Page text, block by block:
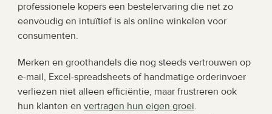
professionele kopers een bestelervaring die net zo
eenvoudig en intuïtief is als online winkelen voor
consumenten.
Merken en groothandels die nog steeds vertrouwen op
e-mail, Excel-spreadsheets of handmatige orderinvoer
verliezen niet alleen efficiëntie, maar frustreren ook
hun klanten en vertragen hun eigen groei.